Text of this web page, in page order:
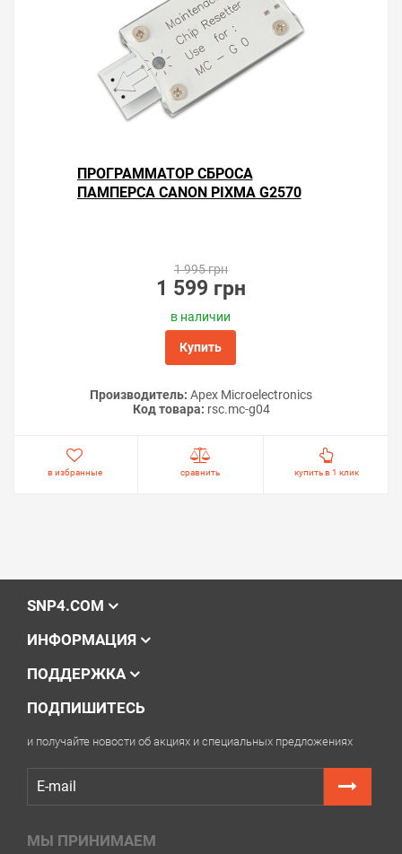
ПРОГРАММАТОР СБРОСА
ПАМПЕРСА CANON PIXMA G2570
1 995 грн
1 599 грн
в наличии
Купить
Производитель: Apex Microelectronics
Код товара: rsс.mc-g04
в избранные сравнить купить в 1 клик
SNP4.COM
ИНФОРМАЦИЯ
ПОДДЕРЖКА
ПОДПИШИТЕСЬ
и получайте новости об акциях и специальных предложениях
МЫ ПРИНИМАЕМ